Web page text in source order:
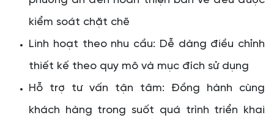
kiểm soát chặt chẽ
Linh hoạt theo nhu cầu: Dễ dàng điều chỉnh
thiết kế theo quy mô và mục đích sử dụng
Hỗ trợ tư vấn tận tâm: Đồng hành cùng
khách hàng trong suốt quá trình triển khai